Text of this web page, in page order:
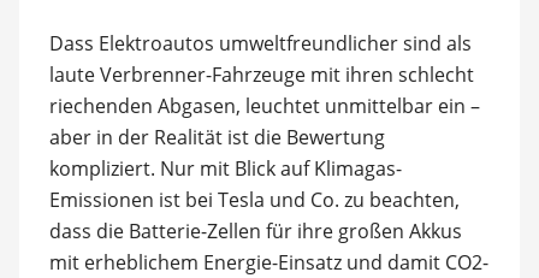
Dass Elektroautos umweltfreundlicher sind als
laute Verbrenner-Fahrzeuge mit ihren schlecht
riechenden Abgasen, leuchtet unmittelbar ein –
aber in der Realität ist die Bewertung
kompliziert. Nur mit Blick auf Klimagas-
Emissionen ist bei Tesla und Co. zu beachten,
dass die Batterie-Zellen für ihre großen Akkus
mit erheblichem Energie-Einsatz und damit CO2-